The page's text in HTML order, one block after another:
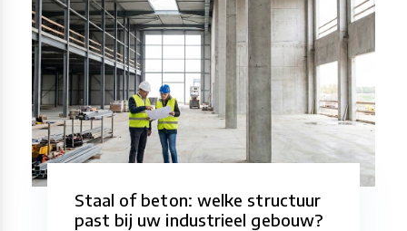
Staal of beton: welke structuur
past bij uw industrieel gebouw?